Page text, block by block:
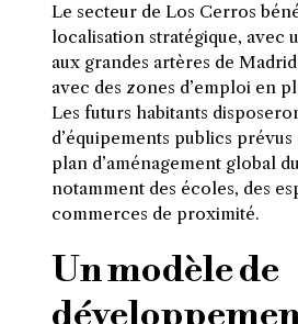
Le secteur de Los Cerros
localisation stratégique, avec
aux grandes artères de
avec des zones d’emploi en
Les futurs habitants
d’équipements publics
plan d’aménagement global
notamment des écoles, des
commerces de proximité.
Un modèle de